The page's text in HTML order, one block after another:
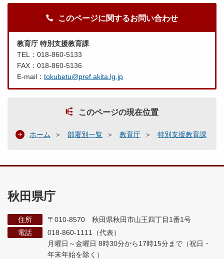
このページに関するお問い合わせ
教育庁 特別支援教育課
TEL：018-860-5133
FAX：018-860-5136
E-mail： tokubetu@pref.akita.lg.jp
このページの現在位置
ホーム 部署別一覧 教育庁 特別支援教育課
秋田県庁
住所
〒010-8570 秋田県秋田市山王四丁目1番1号
電話
018-860-1111（代表）
月曜日～金曜日 8時30分から17時15分まで （祝日・
年末年始を除く）